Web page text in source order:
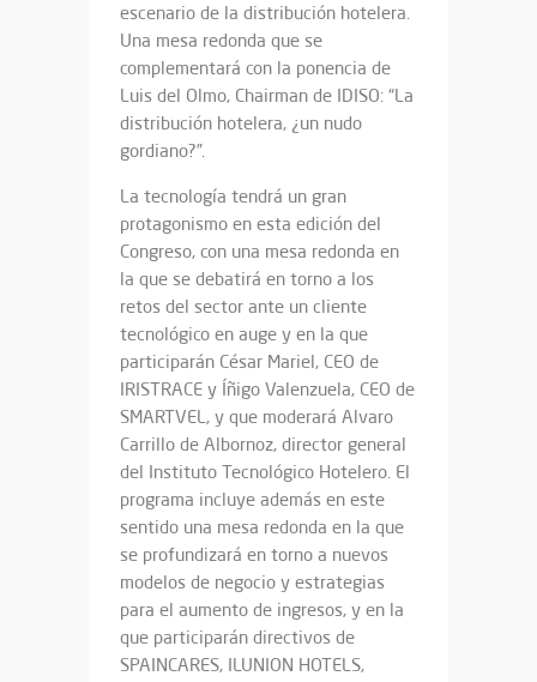
escenario de la distribución hotelera.
Una mesa redonda que se
complementará con la ponencia de
Luis del Olmo, Chairman de IDISO: “La
distribución hotelera, ¿un nudo
gordiano?”.
La tecnología tendrá un gran
protagonismo en esta edición del
Congreso, con una mesa redonda en
la que se debatirá en torno a los
retos del sector ante un cliente
tecnológico en auge y en la que
participarán César Mariel, CEO de
IRISTRACE y Íñigo Valenzuela, CEO de
SMARTVEL, y que moderará Alvaro
Carrillo de Albornoz, director general
del Instituto Tecnológico Hotelero. El
programa incluye además en este
sentido una mesa redonda en la que
se profundizará en torno a nuevos
modelos de negocio y estrategias
para el aumento de ingresos, y en la
que participarán directivos de
SPAINCARES, ILUNION HOTELS,